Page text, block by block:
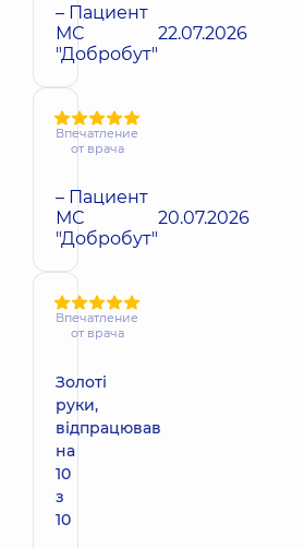
– Пациент
МС
"Добробут"
22.07.2026
Впечатление
от врача
– Пациент
МС
"Добробут"
20.07.2026
Впечатление
от врача
Золоті
руки,
відпрацював
на
10
з
10